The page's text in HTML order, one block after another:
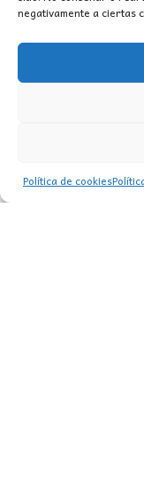
negativamente a ciertas
Política de cookies